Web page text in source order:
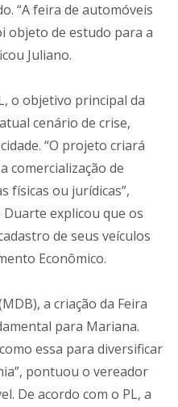
“A feira de automóveis
objeto de estudo para a
Juliano.
o objetivo principal da
cenário de crise,
“O projeto criará
comercialização de
físicas ou jurídicas”,
explicou que os
de seus veículos
Econômico.
a criação da Feira
para Mariana.
essa para diversificar
pontuou o vereador
De acordo com o PL, a